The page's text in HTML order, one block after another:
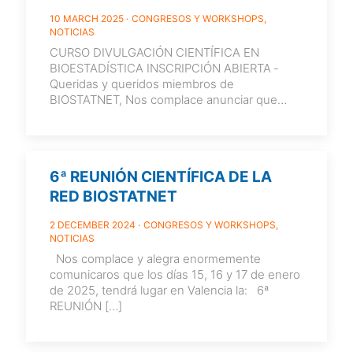
10 MARCH 2025
CONGRESOS Y WORKSHOPS
NOTICIAS
CURSO DIVULGACIÓN CIENTÍFICA EN
BIOESTADÍSTICA INSCRIPCIÓN ABIERTA ­
Queridas y queridos miembros de
BIOSTATNET, Nos complace anunciar que
6ª REUNIÓN CIENTÍFICA DE LA
RED BIOSTATNET
2 DECEMBER 2024
CONGRESOS Y WORKSHOPS
NOTICIAS
Nos complace y alegra enormemente
comunicaros que los días 15, 16 y 17 de enero
de 2025, tendrá lugar en Valencia la: 6ª
REUNIÓN […]